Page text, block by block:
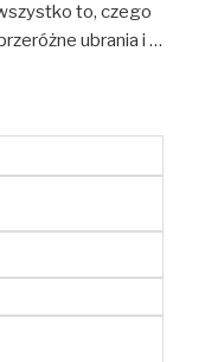
to, czego
ubrania i …